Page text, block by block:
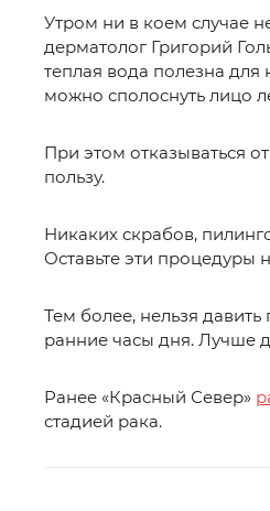
Утром ни в коем случае
дерматолог Григорий
теплая вода полезна для
можно сполоснуть лицо
При этом отказываться
пользу.
Никаких скрабов,
Оставьте эти процедуры
Тем более, нельзя
ранние часы дня. Лучше
Ранее «Красный Север»
стадией рака.